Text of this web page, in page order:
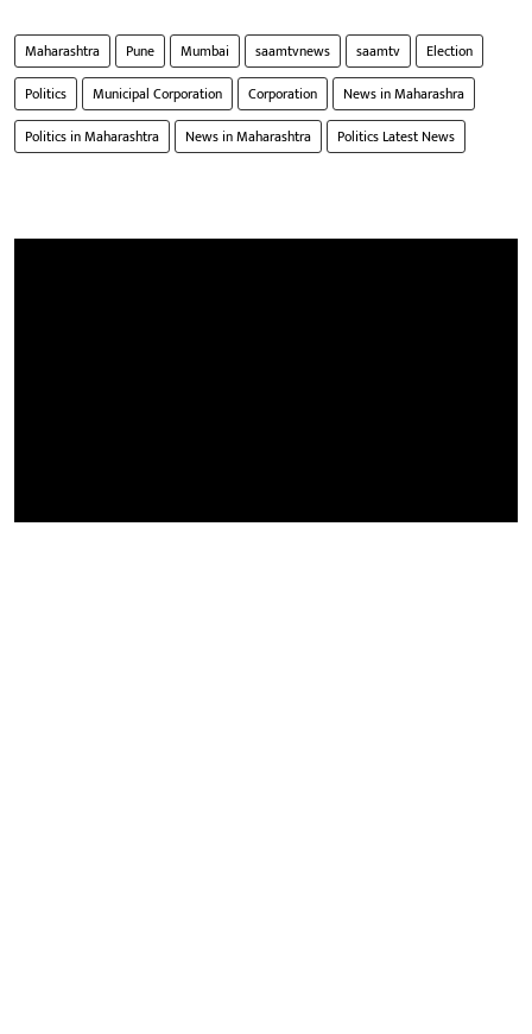
Maharashtra Pune Mumbai saamtvnews saamtv
Election
Politics
Municipal Corporation Corporation
News in Maharashra
Politics in Maharashtra
News in Maharashtra Politics Latest News